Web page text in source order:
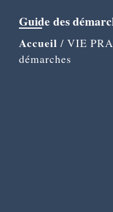
Guide des
Accueil / VIE
démarches